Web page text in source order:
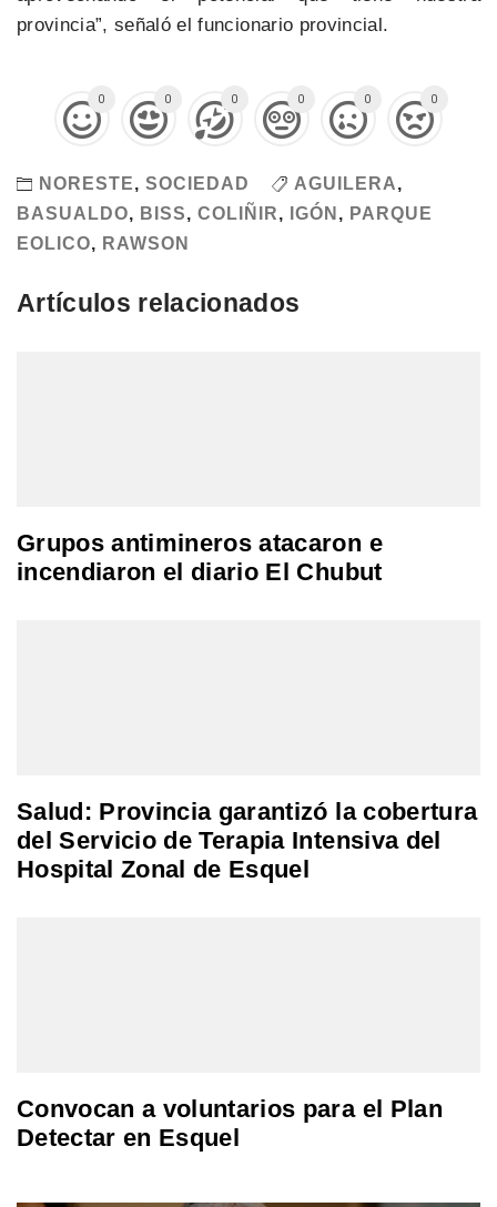
provincia”, señaló el funcionario provincial.
0 0 0 0 0 0
NORESTE, SOCIEDAD AGUILERA,
BASUALDO, BISS, COLIÑIR, IGÓN , PARQUE
EOLICO, RAWSON
Artículos relacionados
Grupos antimineros atacaron e
incendiaron el diario El Chubut
Salud: Provincia garantizó la cobertura
del Servicio de Terapia Intensiva del
Hospital Zonal de Esquel
Convocan a voluntarios para el Plan
Detectar en Esquel